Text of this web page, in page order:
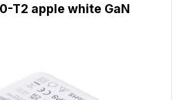
T2 apple white GaN